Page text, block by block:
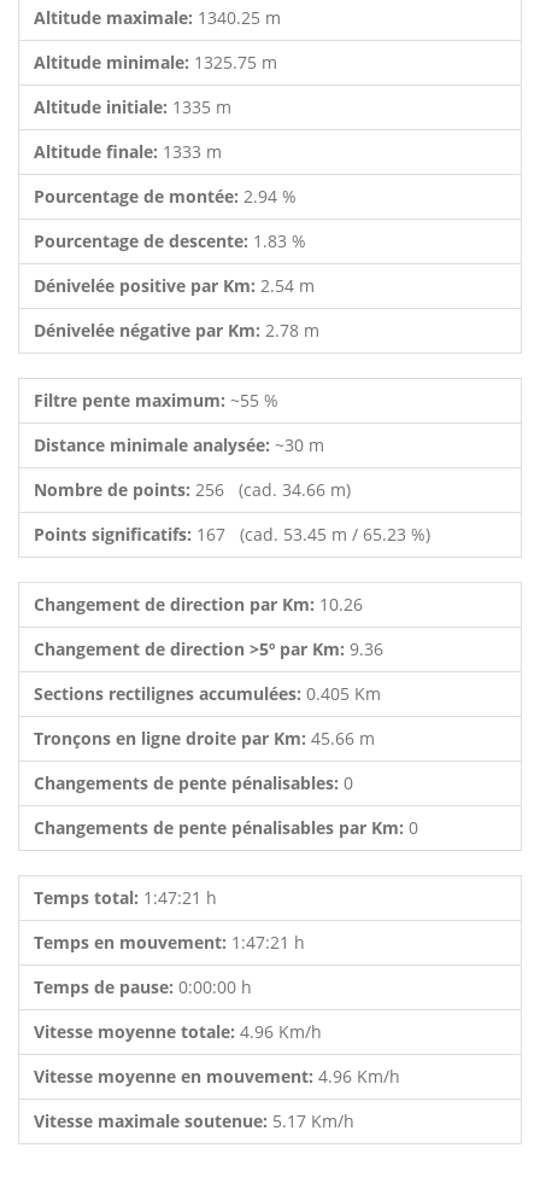
Altitude maximale: 1340.25 m
Altitude minimale: 1325.75 m
Altitude initiale: 1335 m
Altitude finale: 1333 m
Pourcentage de montée: 2.94 %
Pourcentage de descente: 1.83 %
Dénivelée positive par Km: 2.54 m
Dénivelée négative par Km: 2.78 m
Filtre pente maximum: ~55 %
Distance minimale analysée: ~30 m
Nombre de points: 256 (cad. 34.66 m)
Points significatifs: 167 (cad. 53.45 m / 65.23 %)
Changement de direction par Km: 10.26
Changement de direction >5º par Km: 9.36
Sections rectilignes accumulées: 0.405 Km
Tronçons en ligne droite par Km: 45.66 m
Changements de pente pénalisables: 0
Changements de pente pénalisables par Km: 0
Temps total: 1:47:21 h
Temps en mouvement: 1:47:21 h
Temps de pause: 0:00:00 h
Vitesse moyenne totale: 4.96 Km/h
Vitesse moyenne en mouvement: 4.96 Km/h
Vitesse maximale soutenue: 5.17 Km/h